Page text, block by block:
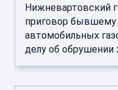
Нижневартовский
приговор бывшему
автомобильных
делу об обрушении